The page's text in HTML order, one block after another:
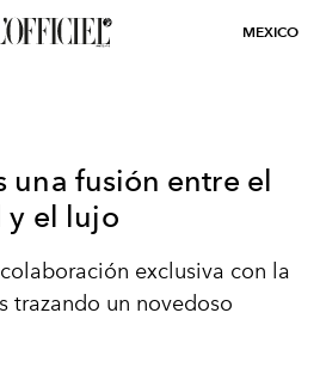
MEXICO
una fusión entre el
y el lujo
exclusiva con la
trazando un novedoso